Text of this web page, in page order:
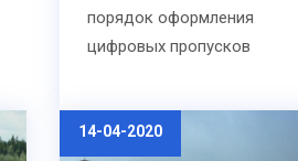
порядок оформления
цифровых пропусков
14-04-2020